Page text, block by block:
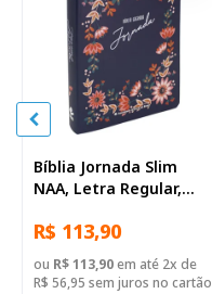
Bíblia Jornada Slim
NAA, Letra Regular,
anotação, Capa Semi
Flexível Azul
R$ 113,90
ou R$ 113,90em até 2x de
R$ 56,95 sem juros no cartão